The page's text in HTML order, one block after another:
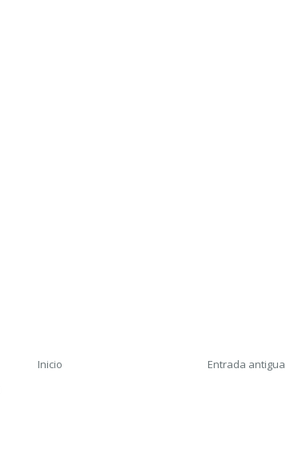
Entrada antigua
Inicio